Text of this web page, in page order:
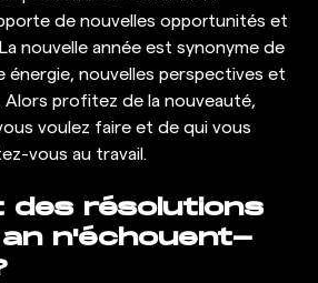
de nouvelles opportunités et
nouvelle année est synonyme de
énergie, nouvelles perspectives et
profitez de la nouveauté,
voulez faire et de qui vous
vous au travail.
des résolutions
an n'échouent-